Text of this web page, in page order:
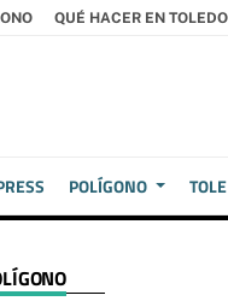
QUÉ HACER EN TOLEDO
POLÍGONO